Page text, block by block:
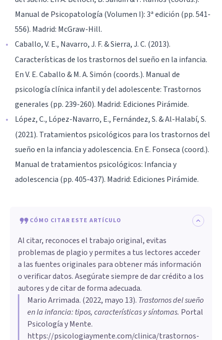
Manual de Psicopatología (Volumen I): 3ª edición (pp. 541-
556). Madrid: McGraw-Hill.
Caballo, V. E., Navarro, J. F. & Sierra, J. C. (2013).
Características de los trastornos del sueño en la infancia.
En V. E. Caballo & M. A. Simón (coords.). Manual de
psicología clínica infantil y del adolescente: Trastornos
generales (pp. 239-260). Madrid: Ediciones Pirámide.
López, C., López-Navarro, E., Fernández, S. & Al-Halabí, S.
(2021). Tratamientos psicológicos para los trastornos del
sueño en la infancia y adolescencia. En E. Fonseca (coord.).
Manual de tratamientos psicológicos: Infancia y
adolescencia (pp. 405-437). Madrid: Ediciones Pirámide.
CÓMO CITAR ESTE ARTÍCULO
Al citar, reconoces el trabajo original, evitas
problemas de plagio y permites a tus lectores acceder
a las fuentes originales para obtener más información
o verificar datos. Asegúrate siempre de dar crédito a los
autores y de citar de forma adecuada.
Mario Arrimada. (2022, mayo 13). Trastornos del sueño
en la infancia: tipos, características y síntomas. Portal
Psicología y Mente.
https://psicologiaymente.com/clinica/trastornos-